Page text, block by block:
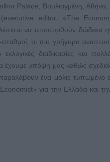
Palace, Βουλιαγμένη, Αθήνα,
editor, «The
να αποσυρθούν δώδεκα
σταθμοί, οι πιο γρήγορα
διαδικασίες και
έχουμε υπόψη μας καθώς
ένα μόλις τυπωμένο
για την Ελλάδα και